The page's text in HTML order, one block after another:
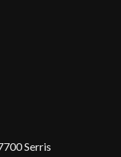
Serris